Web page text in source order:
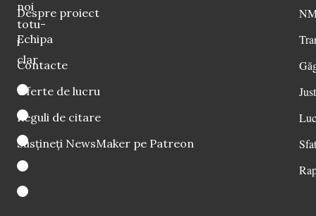
noi
totu-
i
clar
Despre proiect
Echipa
Contacte
Oferte de lucru
Reguli de citare
Susțineți NewsMaker pe Patreon